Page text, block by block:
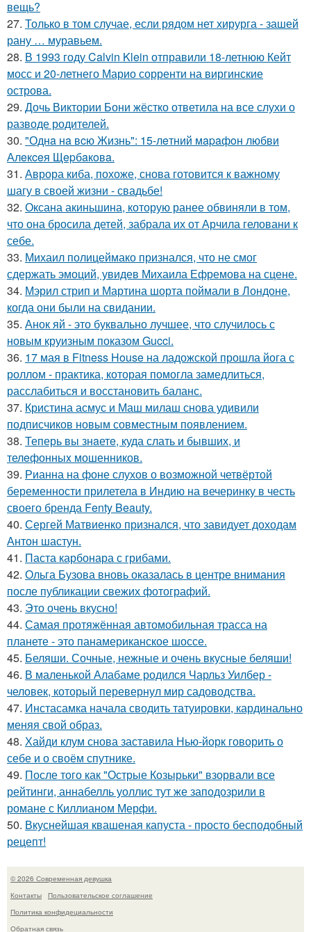
вещь?
27. Только в том случае, если рядом нет хирурга - зашей
рану … муравьем.
28. В 1993 году Calvin Klein отправили 18-летнюю Кейт
мосс и 20-летнего Марио сорренти на виргинские
острова.
29. Дочь Виктории Бони жёстко ответила на все слухи о
разводе родителей.
30. "Однa нa вcю Жизнь": 15-лeтний мapaфoн любви
Алeкceя Щepбaкoвa.
31. Аврора киба, похоже, снова готовится к важному
шагу в своей жизни - свадьбе!
32. Оксана акиньшина, которую ранее обвиняли в том,
что она бросила детей, забрала их от Арчила геловани к
себе.
33. Михаил полицеймако признался, что не смог
сдержать эмоций, увидев Михаила Ефремова на сцене.
34. Мэрил стрип и Мартина шорта поймали в Лондоне,
когда они были на свидании.
35. Анок яй - это буквально лучшее, что случилось с
новым круизным показом Gucci.
36. 17 мая в Fitness House на ладожской прошла йога с
роллом - практика, которая помогла замедлиться,
расслабиться и восстановить баланс.
37. Кристина асмус и Маш милаш снова удивили
подписчиков новым совместным появлением.
38. Теперь вы знaетe, куда слать и бывших, и
телeфонныx мошенников.
39. Рианна на фоне слухов о возможной четвёртой
беременности прилетела в Индию на вечеринку в честь
своего бренда Fenty Beauty.
40. Сергей Матвиенко признался, что завидует доходам
Антон шастун.
41. Паста карбонара с грибами.
42. Ольга Бузова вновь оказалась в центре внимания
после публикации свежих фотографий.
43. Это очень вкусно!
44. Самая протяжённая автомобильная трасса на
планете - это панамериканское шоссе.
45. Беляши. Сочные, нежные и очень вкусные беляши!
46. В маленькой Алабаме родился Чарльз Уилбер -
человек, который перевернул мир садоводства.
47. Инстасамка начала сводить татуировки, кардинально
меняя свой образ.
48. Хайди клум снова заставила Нью-йорк говорить о
себе и о своём спутнике.
49. После того как "Острые Козырьки" взорвали все
рейтинги, аннабелль уоллис тут же заподозрили в
романе с Киллианом Мерфи.
50. Вкуснейшая квашеная капуста - просто бесподобный
рецепт!
© 2026 Современная девушка
Контакты
Пользовательское соглашение
Политика конфидециальности
Обратная связь